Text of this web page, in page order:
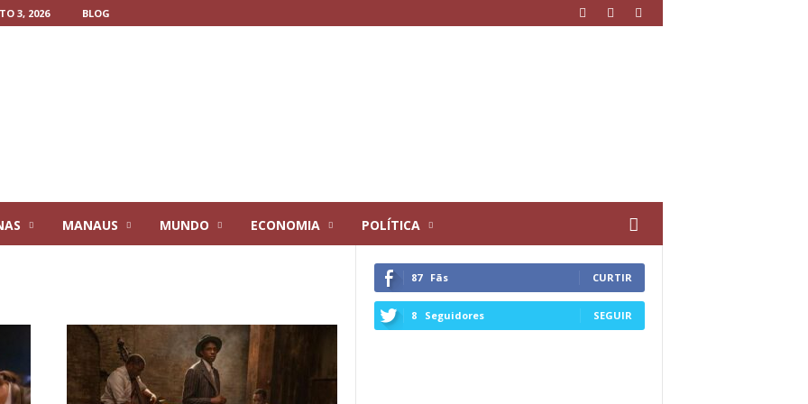
3, 2026 BLOG
MANAUS MUNDO ECONOMIA POLÍTICA
87 Fãs CURTIR
8 Seguidores SEGUIR